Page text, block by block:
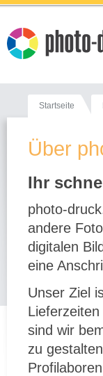
Startseite
Über
Ihr
photo-
andere
digitalen
eine
Unser Ziel
sind wir
zu